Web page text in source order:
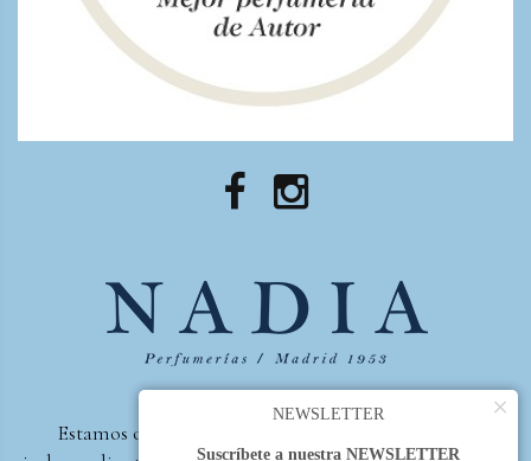
Estamos orgullosos de ser la primera perfumería
×
NEWSLETTER
Suscríbete a nuestra NEWSLETTER